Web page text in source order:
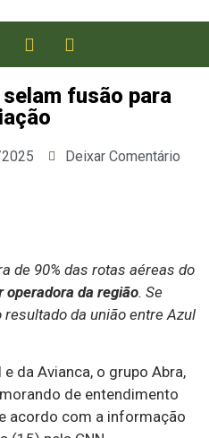
fusão para
Deixar Comentário
de 90% das rotas aéreas do
operadora da região. Se
da união entre Azul
da Avianca, o grupo Abra,
de entendimento
acordo com a informação